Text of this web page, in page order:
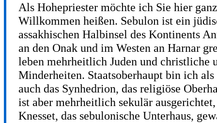
Als Hohepriester möchte ich Sie hier
Willkommen heißen. Sebulon ist ein
assakhischen Halbinsel des Kontinents
an den Onak und im Westen an Harnar
leben mehrheitlich Juden und christliche
Minderheiten. Staatsoberhaupt bin ich
auch das Synhedrion, das religiöse
ist aber mehrheitlich sekulär
Knesset, das sebulonische Unterhaus,